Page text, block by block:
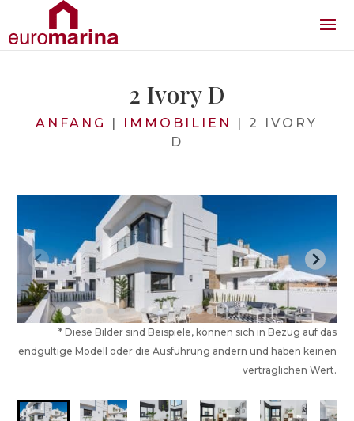
2 Ivory D
ANFANG | IMMOBILIEN | 2 IVORY
D
* Diese Bilder sind Beispiele, können sich in Bezug auf das
endgültige Modell oder die Ausführung ändern und haben keinen
vertraglichen Wert.